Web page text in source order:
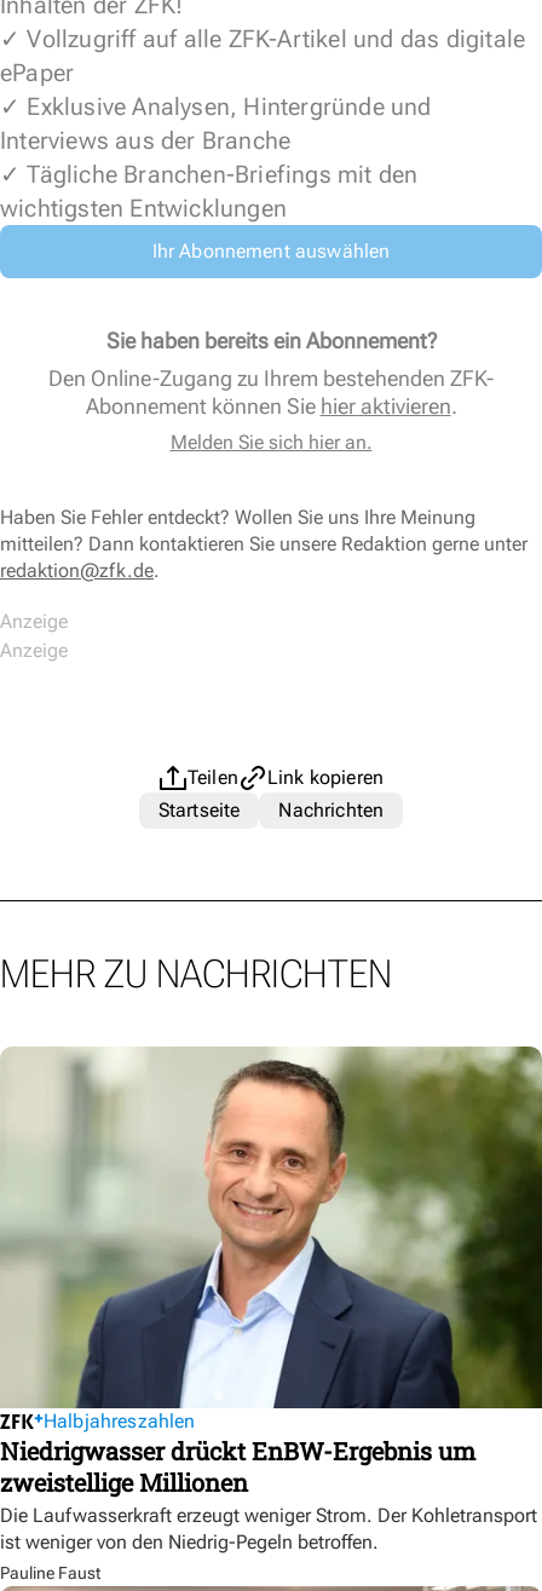
✓ Vollzugriff auf alle ZFK-Artikel und das digitale
ePaper
✓ Exklusive Analysen, Hintergründe und
Interviews aus der Branche
✓ Tägliche Branchen-Briefings mit den
wichtigsten Entwicklungen
Ihr Abonnement auswählen
Sie haben bereits ein Abonnement?
Den Online-Zugang zu Ihrem bestehenden ZFK-
Abonnement können Sie hier aktivieren.
Melden Sie sich hier an.
Haben Sie Fehler entdeckt? Wollen Sie uns Ihre Meinung
mitteilen? Dann kontaktieren Sie unsere Redaktion gerne unter
redaktion@zfk.de.
Teilen
Link kopieren
Startseite
Nachrichten
MEHR ZU NACHRICHTEN
Halbjahreszahlen
Niedrigwasser drückt EnBW-Ergebnis um
zweistellige Millionen
Die Laufwasserkraft erzeugt weniger Strom. Der Kohletransport
ist weniger von den Niedrig-Pegeln betroffen.
Pauline Faust